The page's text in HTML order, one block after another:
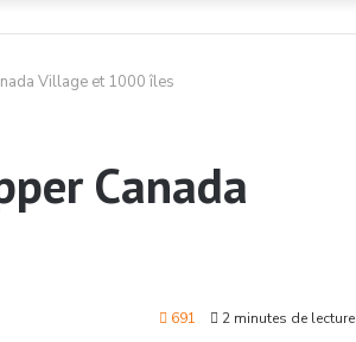
Village et 1000 îles
Canada
691 2 minutes de lecture